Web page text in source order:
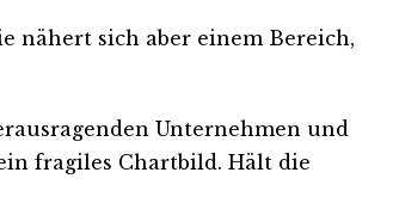
nähert sich aber einem Bereich,
Unternehmen und
fragiles Chartbild. Hält die